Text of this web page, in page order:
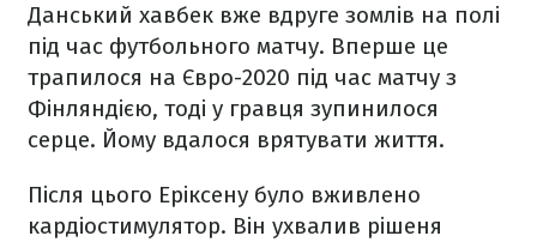
Данський хавбек вже вдруге зомлів на полі
під час футбольного матчу. Вперше це
трапилося на Євро-2020 під час матчу з
Фінляндією, тоді у гравця зупинилося
серце. Йому вдалося врятувати життя.
Після цього Еріксену було вживлено
кардіостимулятор. Він ухвалив рішеня